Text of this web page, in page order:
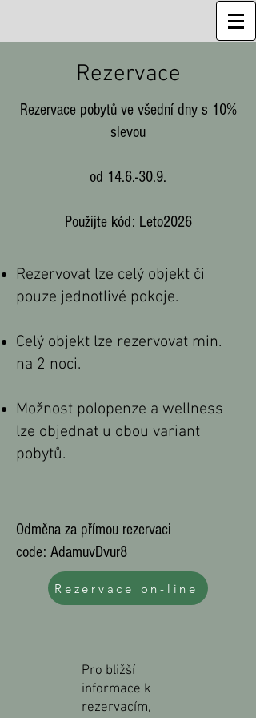
Rezervace
Rezervace pobytů ve všední dny s 10%
slevou
od 14.6.-30.9.
Použijte kód: Leto2026
Rezervovat lze celý objekt či
pouze jednotlivé pokoje.
Celý objekt lze rezervovat min.
na 2 noci.
Možnost polopenze a wellness
lze objednat u obou variant
pobytů.
Odměna za přímou rezervaci
code: AdamuvDvur8
Rezervace on-line
Pro bližší
informace k
rezervacím,